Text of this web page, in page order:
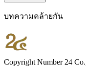
บทความคล้ายกัน
Copyright Number 24